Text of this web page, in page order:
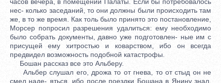
нес- колько заседаний, то они должны были происходить там
же, в то же время. Как толь было принято это постановление,
Морсер попросил разрешения удалиться: ему необходимо
было собрать документы, давно уже подготовлен- ные им с
присущей ему хитростью и коварством, ибо он всегда
предвидел возможность подобной катастрофы.
Бошан рассказ все это Альберу.
Альбер слушал его, дрожа то от гнева, то от стыд он не
смел наде- яться, ибо после поездки Бошана в Янину знал,